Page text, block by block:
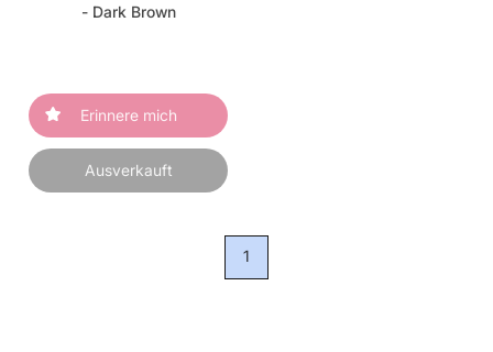
- Dark Brown
Erinnere mich
Ausverkauft
1